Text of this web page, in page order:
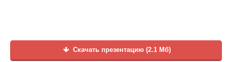
Скачать презентацию (2.1 Мб)